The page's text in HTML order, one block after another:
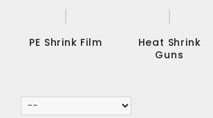
PE Shrink Film
Heat Shrink
Guns